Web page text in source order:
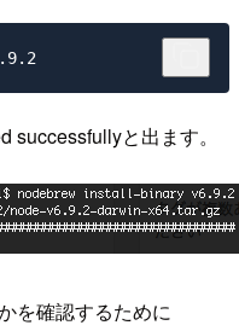
successfullyと出ます。
を確認するために